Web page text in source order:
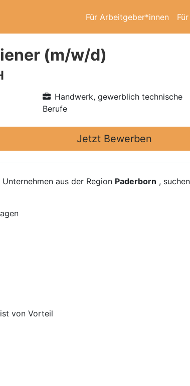
Für Arbeitgeber*innen
(m/w/d)
Handwerk, gewerblich technische
Berufe
Jetzt Bewerben
aus der Region Paderborn ,
von Vorteil